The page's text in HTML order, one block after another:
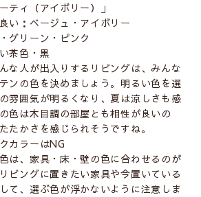
ティ（アイボリー）
」
い：ベージュ・アイボリー
グリーン・ピンク
茶色・黒
な人が出入りするリビングは、みんな
ンの色を決めましょう。明るい色を選
雰囲気が明るくなり、夏は涼しさも感
色は木目調の部屋とも相性が良いの
たかさを感じられそうですね。
カラーはNG
は、家具・床・壁の色に合わせるのが
ビングに置きたい家具や今置いている
て、選ぶ色が浮かないように注意しま